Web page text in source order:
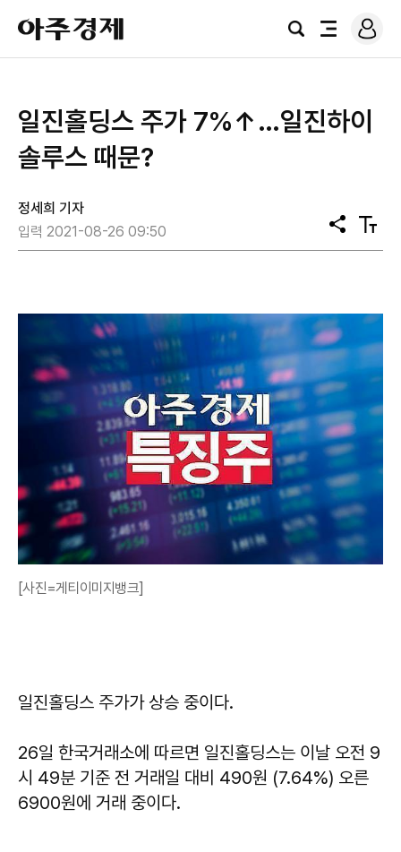
아
주
경
검
전
로
그
일진홀딩스 주가 7%↑…일진하이
솔루스 때문?
정세희 기자
입력 2021-08-26 09:50
공
유
텍
스
[사진=게티이미지뱅크]
일진홀딩스 주가가 상승 중이다.
26일 한국거래소에 따르면 일진홀딩스는 이날 오전 9
시 49분 기준 전 거래일 대비 490원 (7.64%) 오른
6900원에 거래 중이다.